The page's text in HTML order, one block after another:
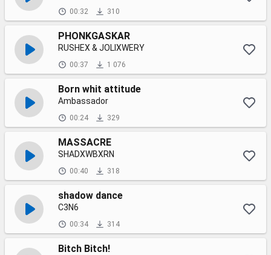
00:32 310
PHONKGASKAR
RUSHEX & JOLIXWERY
00:37 1 076
Born whit attitude
Ambassador
00:24 329
MASSACRE
SHADXWBXRN
00:40 318
shadow dance
C3N6
00:34 314
Bitch Bitch!